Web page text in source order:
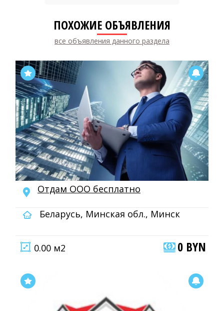
ПОХОЖИЕ ОБЪЯВЛЕНИЯ
все объявления данного раздела
Отдам ООО бесплатно
Беларусь, Минская обл., Минск
0.00 м2 0 BYN